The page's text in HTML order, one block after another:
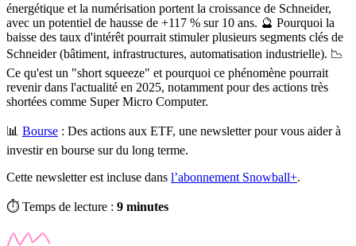
énergétique et la numérisation portent la croissance de Schneider,
avec un potentiel de hausse de +117 % sur 10 ans. 🔮 Pourquoi la
baisse des taux d'intérêt pourrait stimuler plusieurs segments clés de
Schneider (bâtiment, infrastructures, automatisation industrielle). 📉
Ce qu'est un "short squeeze" et pourquoi ce phénomène pourrait
revenir dans l'actualité en 2025, notamment pour des actions très
shortées comme Super Micro Computer.
📊 Bourse : Des actions aux ETF, une newsletter pour vous aider à
investir en bourse sur du long terme.
Cette newsletter est incluse dans l’abonnement Snowball+.
⏱️ Temps de lecture : 9 minutes